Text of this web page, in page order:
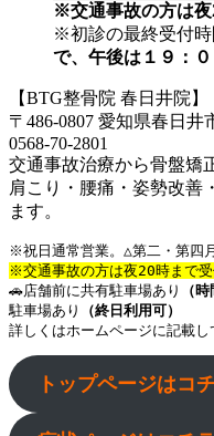
※交通事故の方は夜
※初診の最終受付時
で、午後は１９：
【BTG整骨院 春日井院】
〒486-0807 愛知県春日井
0568-70-2801
交通事故治療から骨盤矯
肩こり・腰痛・姿勢改善
ます。
※祝日通常営業。△第二・第四
※交通事故の方は夜20時まで受
🚗店舗前に共有駐車場あり
（
駐車場あり
（終日利用可）
詳しくはホームページに記載し
トップページはコ